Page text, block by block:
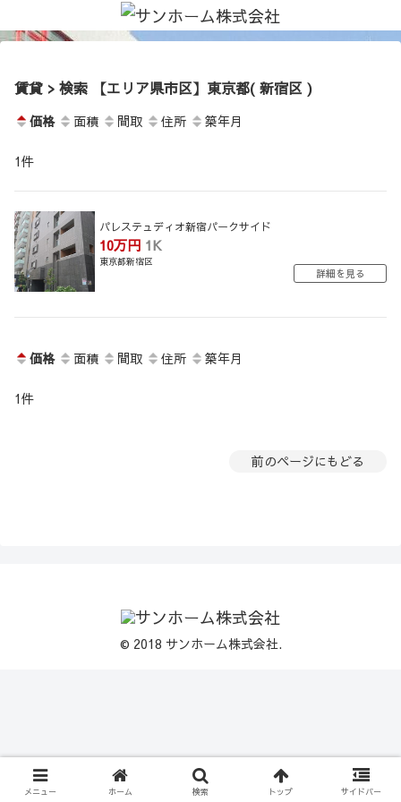
賃貸 > 検索 【エリア県市区】東京都( 新宿区 )
価格 面積 間取 住所 築年月
1件
パレステュディオ新宿パークサイド
10万円 1K
東京都新宿区
詳細を見る
価格 面積 間取 住所 築年月
1件
前のページにもどる
© 2018 サンホーム株式会社.
メニュー ホーム 検索 トップ サイドバー